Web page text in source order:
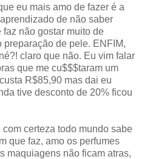
eu mais amo de fazer é a
de não saber
não gostar muito de
de pele. ENFIM,
claro que não. Eu vim falar
que me cu$$$taram um
R$85,90 mas dai eu
tive desconto de 20% ficou
certeza todo mundo sabe
que faz, amo os perfumes
maquiagens não ficam atras,